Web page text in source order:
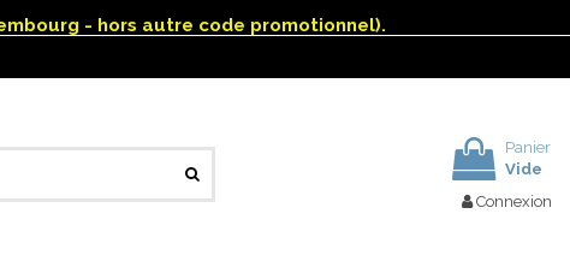
- hors autre code promotionnel).
Panier
Vide
Connexion